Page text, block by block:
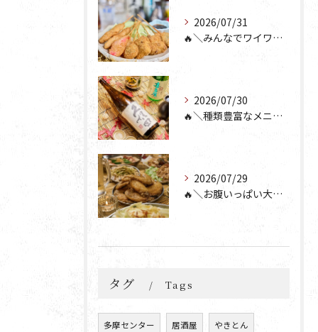
2026/07/31
🔥＼みんなでワイワイ楽しもう🎉／🔥
2026/07/30
🔥＼種類豊富なメニュー！／🔥
2026/07/29
🔥＼お腹いっぱい大満足💯／🔥
タグ Tags
多摩センター 居酒屋 やきとん